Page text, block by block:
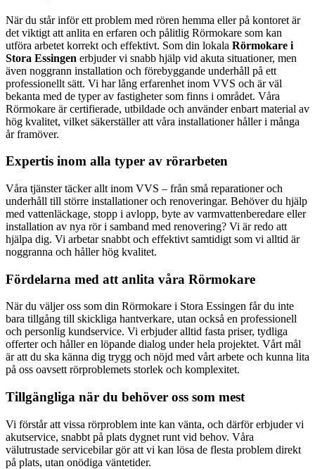
När du står inför ett problem med rören hemma eller på kontoret är
det viktigt att anlita en erfaren och pålitlig Rörmokare som kan
utföra arbetet korrekt och effektivt. Som din lokala Rörmokare i
Stora Essingen erbjuder vi snabb hjälp vid akuta situationer, men
även noggrann installation och förebyggande underhåll på ett
professionellt sätt. Vi har lång erfarenhet inom VVS och är väl
bekanta med de typer av fastigheter som finns i området. Våra
Rörmokare är certifierade, utbildade och använder enbart material av
hög kvalitet, vilket säkerställer att våra installationer håller i många
år framöver.
Expertis inom alla typer av rörarbeten
Våra tjänster täcker allt inom VVS – från små reparationer och
underhåll till större installationer och renoveringar. Behöver du hjälp
med vattenläckage, stopp i avlopp, byte av varmvattenberedare eller
installation av nya rör i samband med renovering? Vi är redo att
hjälpa dig. Vi arbetar snabbt och effektivt samtidigt som vi alltid är
noggranna och håller hög kvalitet.
Fördelarna med att anlita våra Rörmokare
När du väljer oss som din Rörmokare i Stora Essingen får du inte
bara tillgång till skickliga hantverkare, utan också en professionell
och personlig kundservice. Vi erbjuder alltid fasta priser, tydliga
offerter och håller en löpande dialog under hela projektet. Vårt mål
är att du ska känna dig trygg och nöjd med vårt arbete och kunna lita
på oss oavsett rörproblemets storlek och komplexitet.
Tillgängliga när du behöver oss som mest
Vi förstår att vissa rörproblem inte kan vänta, och därför erbjuder vi
akutservice, snabbt på plats dygnet runt vid behov. Våra
välutrustade servicebilar gör att vi kan lösa de flesta problem direkt
på plats, utan onödiga väntetider.